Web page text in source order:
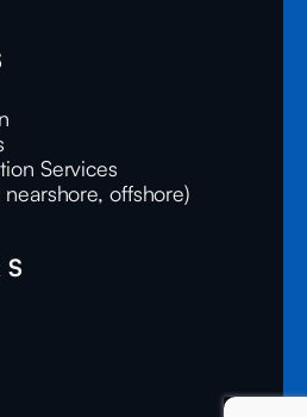
Services
offshore)